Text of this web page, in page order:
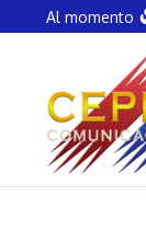
Saltar al contenido
Al momento
ÁNGEL AGUIRRE, EX